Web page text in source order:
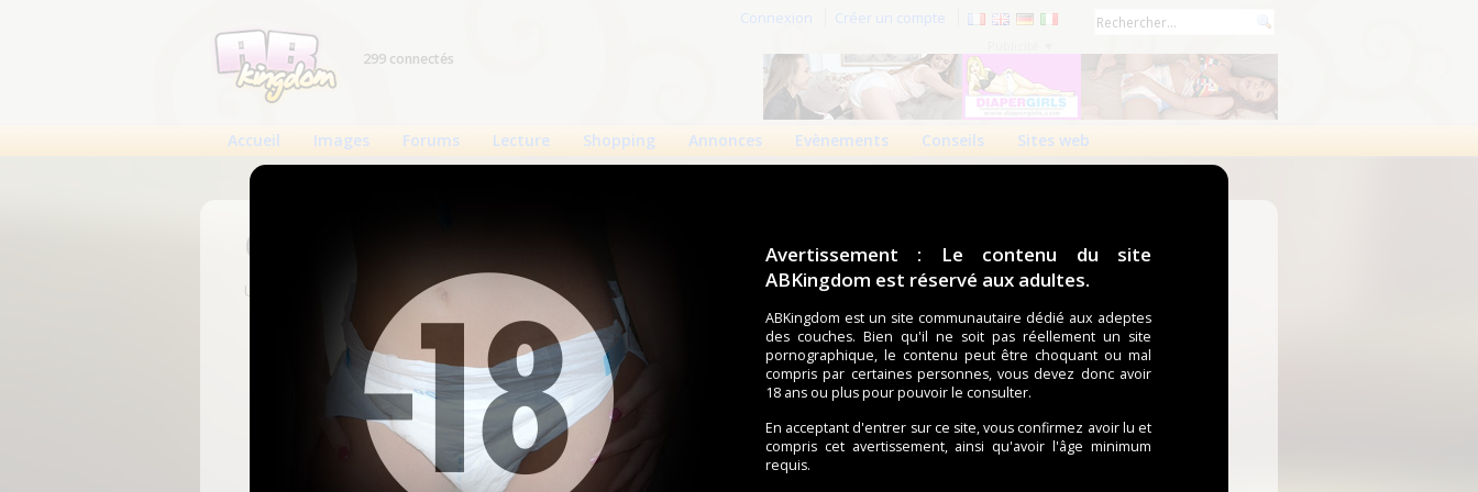
Avertissement : Le contenu du site
ABKingdom est réservé aux adultes.
ABKingdom est un site communautaire dédié aux adeptes
des couches. Bien qu'il ne soit pas réellement un site
pornographique, le contenu peut être choquant ou mal
compris par certaines personnes, vous devez donc avoir
18 ans ou plus pour pouvoir le consulter.
En acceptant d'entrer sur ce site, vous confirmez avoir lu et
compris cet avertissement, ainsi qu'avoir l'âge minimum
requis.
Connexion Créer un compte
299 connectés
Accueil Images Forums Lecture Shopping Annonces Evènements Conseils Sites web
Connexion
Un compte est nécessaire pour voir cette page.
Nom d'utilisateur
Mot de passe